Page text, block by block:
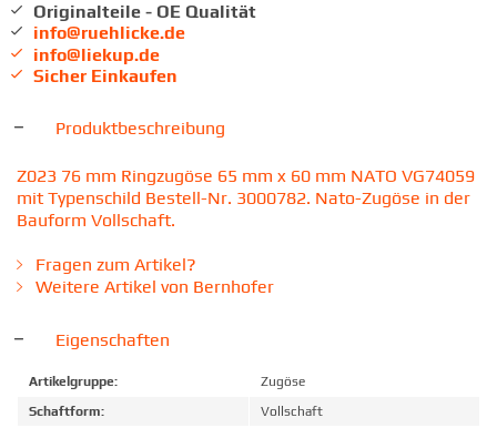
Originalteile - OE Qualität
info@ruehlicke.de
info@liekup.de
Sicher Einkaufen
Produktbeschreibung
Z023 76 mm Ringzugöse 65 mm x 60 mm NATO VG74059
mit Typenschild Bestell-Nr. 3000782. Nato-Zugöse in der
Bauform Vollschaft.
Fragen zum Artikel?
Weitere Artikel von Bernhofer
Eigenschaften
Artikelgruppe:
Zugöse
Schaftform:
Vollschaft